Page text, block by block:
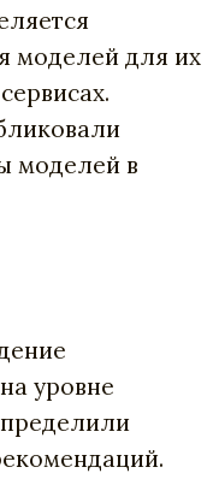
моделей для их
моделей в
уровне